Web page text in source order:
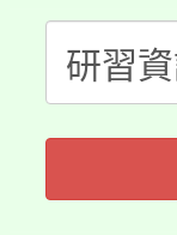
程
心
系
縣
門
踴
桃
要點
「
展
115
義